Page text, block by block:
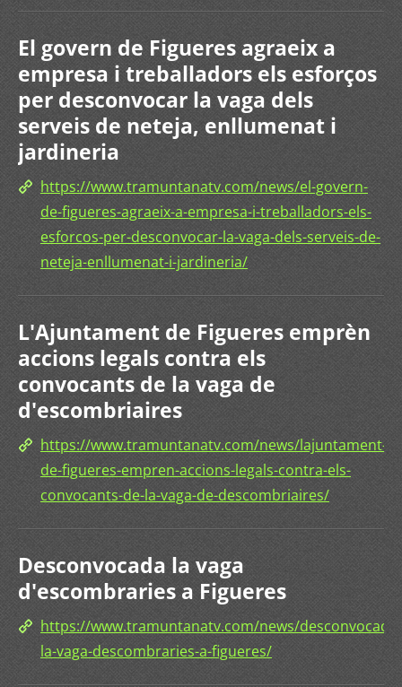
El govern de Figueres agraeix a
empresa i treballadors els esforços
per desconvocar la vaga dels
serveis de neteja, enllumenat i
jardineria
https://www.tramuntanatv.com/news/el-govern-
de-figueres-agraeix-a-empresa-i-treballadors-els-
esforcos-per-desconvocar-la-vaga-dels-serveis-de-
neteja-enllumenat-i-jardineria/
L'Ajuntament de Figueres emprèn
accions legals contra els
convocants de la vaga de
d'escombriaires
https://www.tramuntanatv.com/news/lajuntament-
de-figueres-empren-accions-legals-contra-els-
convocants-de-la-vaga-de-descombriaires/
Desconvocada la vaga
d'escombraries a Figueres
https://www.tramuntanatv.com/news/desconvocada-
la-vaga-descombraries-a-figueres/